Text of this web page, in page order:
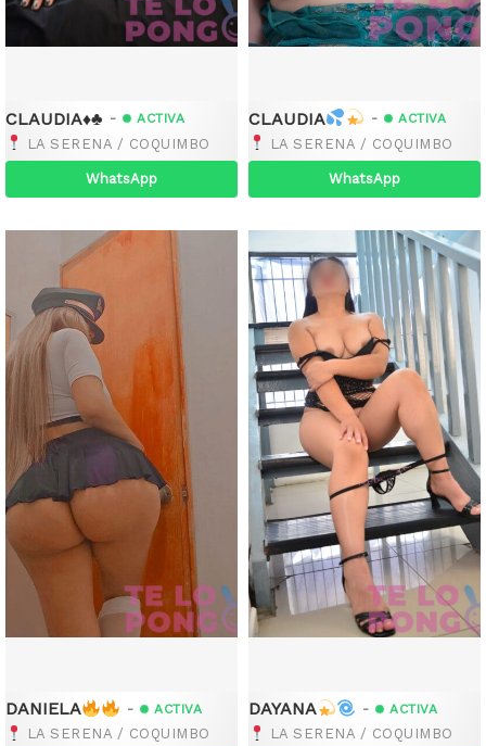
CLAUDIA♦️♣️ - ACTIVA
LA SERENA / COQUIMBO
WhatsApp
CLAUDIA - ACTIVA
LA SERENA / COQUIMBO
WhatsApp
DANIELA - ACTIVA
LA SERENA / COQUIMBO
DAYANA - ACTIVA
LA SERENA / COQUIMBO